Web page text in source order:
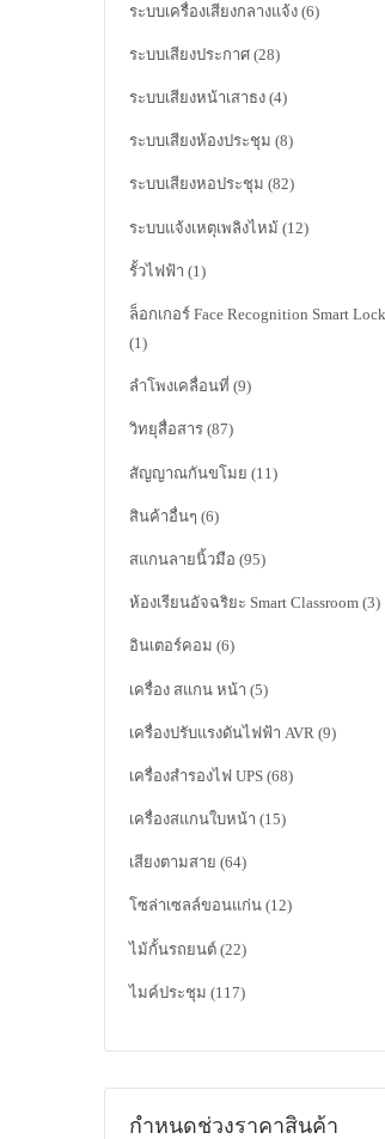
ระบบเครื่องเสียงกลางแจ้ง (6)
ระบบเสียงประกาศ (28)
ระบบเสียงหน้าเสาธง (4)
ระบบเสียงห้องประชุม (8)
ระบบเสียงหอประชุม (82)
ระบบแจ้งเหตุเพลิงไหม้ (12)
รั้วไฟฟ้า (1)
ล็อกเกอร์ Face Recognition Smart
(1)
ลำโพงเคลื่อนที่ (9)
วิทยุสื่อสาร (87)
สัญญาณกันขโมย (11)
สินค้าอื่นๆ (6)
สแกนลายนิ้วมือ (95)
ห้องเรียนอัจฉริยะ Smart Classroom (3)
อินเตอร์คอม (6)
เครื่อง สแกน หน้า (5)
เครื่องปรับแรงดันไฟฟ้า AVR (9)
เครื่องสำรองไฟ UPS (68)
เครื่องสแกนใบหน้า (15)
เสียงตามสาย (64)
โซล่าเซลล์ขอนแก่น (12)
ไม้กั้นรถยนต์ (22)
ไมค์ประชุม (117)
กำหนดช่วงราคาสินค้า